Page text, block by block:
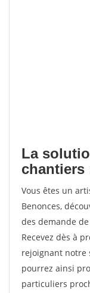
La
chantiers
Vous êtes un
Benonces,
des demande
Recevez dès à
rejoignant notre
pourrez ainsi
particuliers